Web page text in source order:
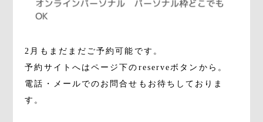
2月もまだまだご予約可能です。
予約サイトへはページ下のreserveボタンから。
電話・メールでのお問合せもお待ちしておりま
す。